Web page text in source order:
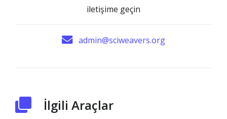
iletişime geçin
admin@sciweavers.org
İlgili Araçlar